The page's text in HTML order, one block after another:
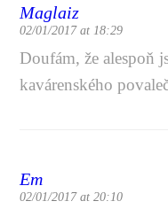
Maglaiz
02/01/2017 at 18:29
Doufám, že alespoň
kavárenského
Em
02/01/2017 at 20:10